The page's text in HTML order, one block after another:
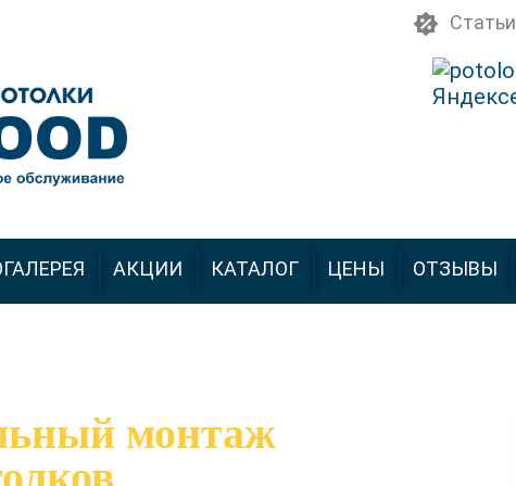
Статьи
АКЦИИ КАТАЛОГ ЦЕНЫ ОТЗЫВЫ
монтаж